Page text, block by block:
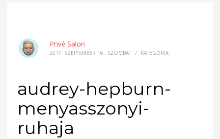
Privé Salon
2017. SZEPTEMBER 16., SZOMBAT / KATEGÓRIA:
audrey-hepburn-
menyasszonyi-
ruhaja